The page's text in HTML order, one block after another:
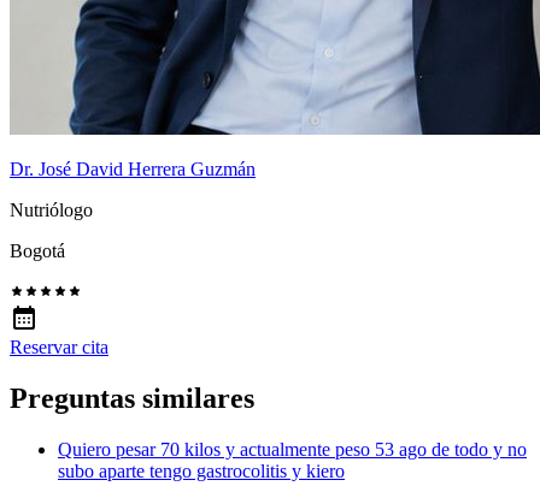
Dr. José David Herrera Guzmán
Nutriólogo
Bogotá
Reservar cita
Preguntas similares
Quiero pesar 70 kilos y actualmente peso 53 ago de todo y no
subo aparte tengo gastrocolitis y kiero